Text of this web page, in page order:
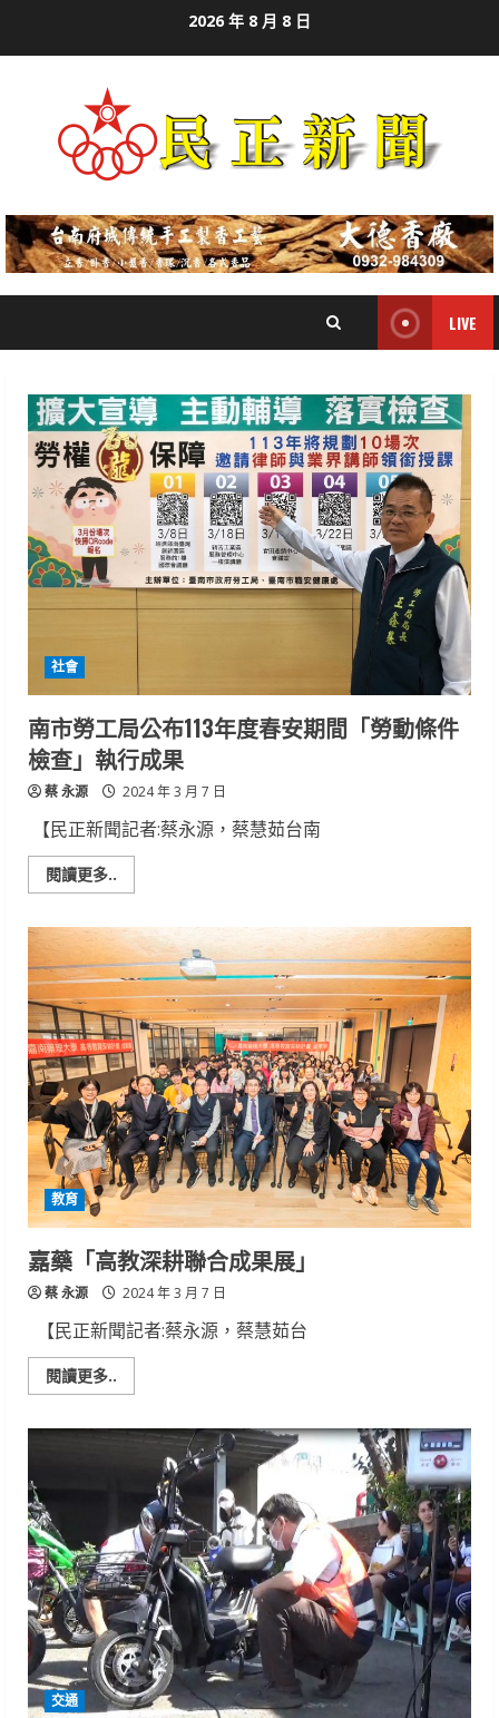
2026 年 8 月 8 日
LIVE
社會
南市勞工局公布113年度春安期間「勞動條件
檢查」執行成果
蔡 永源 2024 年 3 月 7 日
【民正新聞記者:蔡永源，蔡慧茹台南
閱讀更多..
more
市
勞
工
局
公
布
113
年
度
春
安
期
間
「勞
動
條
件
檢
查」
執
行
成
果
教育
嘉藥「高教深耕聯合成果展」
蔡 永源 2024 年 3 月 7 日
【民正新聞記者:蔡永源，蔡慧茹台
閱讀更多..
more
藥
合
成
果
展」
交通